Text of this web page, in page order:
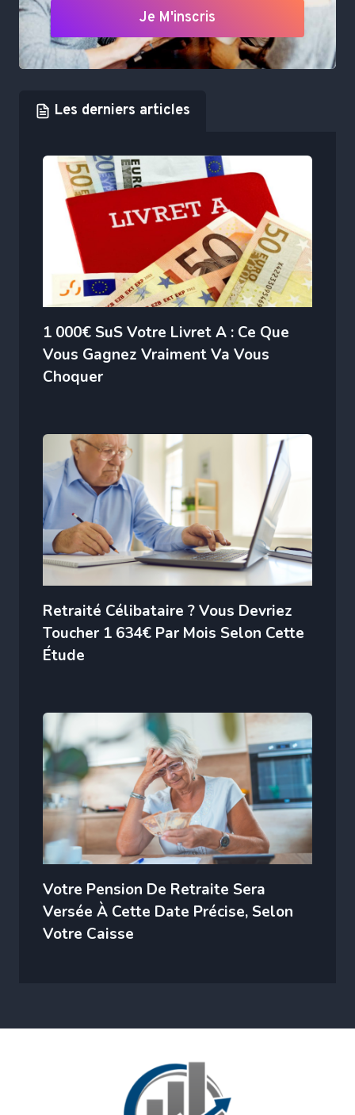
Je M'inscris
Les derniers articles
1 000€ SuS Votre Livret A : Ce Que
Vous Gagnez Vraiment Va Vous
Choquer
Retraité Célibataire ? Vous Devriez
Toucher 1 634€ Par Mois Selon Cette
Étude
Votre Pension De Retraite Sera
Versée À Cette Date Précise, Selon
Votre Caisse